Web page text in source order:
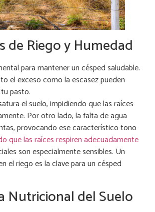
de Riego y Humedad
para mantener un césped saludable.
el exceso como la escasez pueden
pasto.
el suelo, impidiendo que las raíces
Por otro lado, la falta de agua
provocando ese característico tono
que las raíces respiren adecuadamente
son especialmente sensibles. Un
el riego es la clave para un césped
Nutricional del Suelo